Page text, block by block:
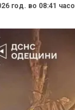
год. во 08:41